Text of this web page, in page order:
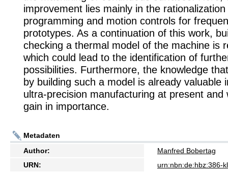
improvement lies mainly in the rationalization
programming and motion controls for
prototypes. As a continuation of this work,
checking a thermal model of the machine is
which could lead to the identification of
possibilities. Furthermore, the knowledge
by building such a model is already valuable
ultra-precision manufacturing at present and
gain in importance.
Metadaten
Author:
Manfred Bobertag
URN:
urn:nbn:de:hbz:386-